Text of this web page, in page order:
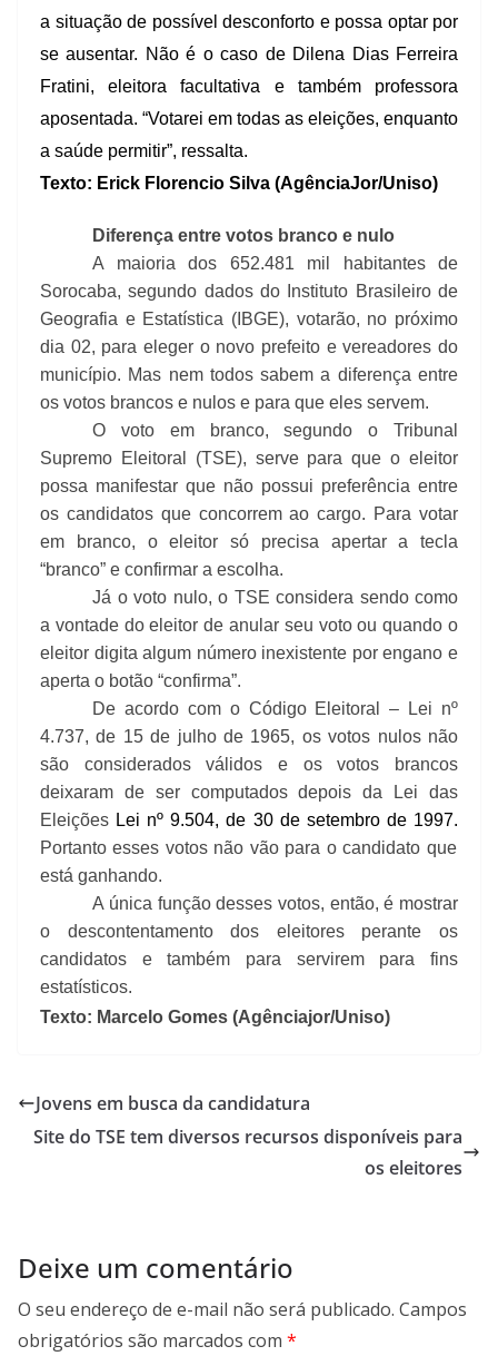
a situação de possível desconforto e possa optar por
se ausentar. Não é o caso de Dilena Dias Ferreira
Fratini, eleitora facultativa e também professora
aposentada. “Votarei em todas as eleições, enquanto
a saúde permitir”, ressalta.
Texto: Erick Florencio Silva (AgênciaJor/Uniso)
Diferença entre votos branco e nulo
A maioria dos 652.481 mil habitantes de
Sorocaba, segundo dados do Instituto Brasileiro de
Geografia e Estatística (IBGE), votarão, no próximo
dia 02, para eleger o novo prefeito e vereadores do
município. Mas nem todos sabem a diferença entre
os votos brancos e nulos e para que eles servem.
O voto em branco, segundo o Tribunal
Supremo Eleitoral (TSE), serve para que o eleitor
possa manifestar que não possui preferência entre
os candidatos que concorrem ao cargo. Para votar
em branco, o eleitor só precisa apertar a tecla
“branco” e confirmar a escolha.
Já o voto nulo, o TSE considera sendo como
a vontade do eleitor de anular seu voto ou quando o
eleitor digita algum número inexistente por engano e
aperta o botão “confirma”.
De acordo com o Código Eleitoral – Lei nº
4.737, de 15 de julho de 1965, os votos nulos não
são considerados válidos e os votos brancos
deixaram de ser computados depois da Lei das
Eleições Lei nº 9.504, de 30 de setembro de 1997.
Portanto esses votos não vão para o candidato que
está ganhando.
A única função desses votos, então, é mostrar
o descontentamento dos eleitores perante os
candidatos e também para servirem para fins
estatísticos.
Texto: Marcelo Gomes (Agênciajor/Uniso)
Jovens em busca da candidatura
Site do TSE tem diversos recursos disponíveis para
os eleitores
Deixe um comentário
O seu endereço de e-mail não será publicado. Campos
obrigatórios são marcados com *